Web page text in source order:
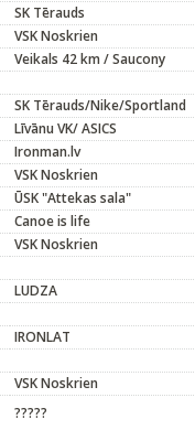
SK Tērauds
VSK Noskrien
Veikals 42 km / Saucony
SK Tērauds/Nike/Sportland
Līvānu VK/ ASICS
Ironman.lv
VSK Noskrien
ŪSK "Attekas sala"
Canoe is life
VSK Noskrien
LUDZA
IRONLAT
VSK Noskrien
?????